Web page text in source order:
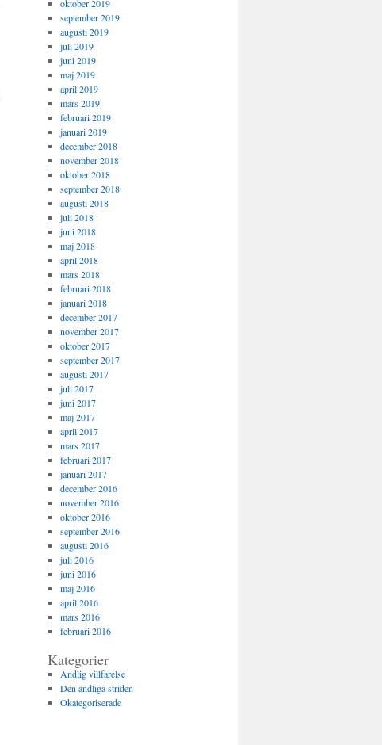
oktober 2019
september 2019
augusti 2019
juli 2019
juni 2019
maj 2019
april 2019
mars 2019
februari 2019
januari 2019
december 2018
november 2018
oktober 2018
september 2018
augusti 2018
juli 2018
juni 2018
maj 2018
april 2018
mars 2018
februari 2018
januari 2018
december 2017
november 2017
oktober 2017
september 2017
augusti 2017
juli 2017
juni 2017
maj 2017
april 2017
mars 2017
februari 2017
januari 2017
december 2016
november 2016
oktober 2016
september 2016
augusti 2016
juli 2016
juni 2016
maj 2016
april 2016
mars 2016
februari 2016
Kategorier
Andlig villfarelse
Den andliga striden
Okategoriserade